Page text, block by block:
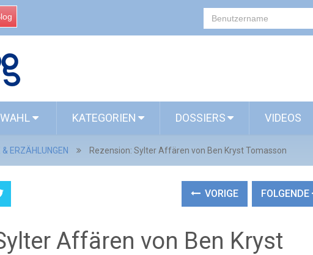
KATEGORIEN DOSSIERS VIDEOS
ERZÄHLUNGEN Rezension: Sylter Affären von Ben Kryst Tomasson
VORIGE FOLGENDE
Affären von Ben Kryst